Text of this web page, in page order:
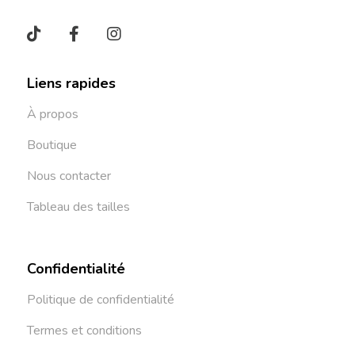
Liens rapides
À propos
Boutique
Nous contacter
Tableau des tailles
Confidentialité
Politique de confidentialité
Termes et conditions